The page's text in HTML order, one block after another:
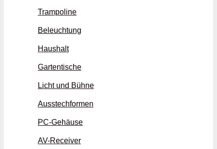
Trampoline
Beleuchtung
Haushalt
Gartentische
Licht und Bühne
Ausstechformen
PC-Gehäuse
AV-Receiver